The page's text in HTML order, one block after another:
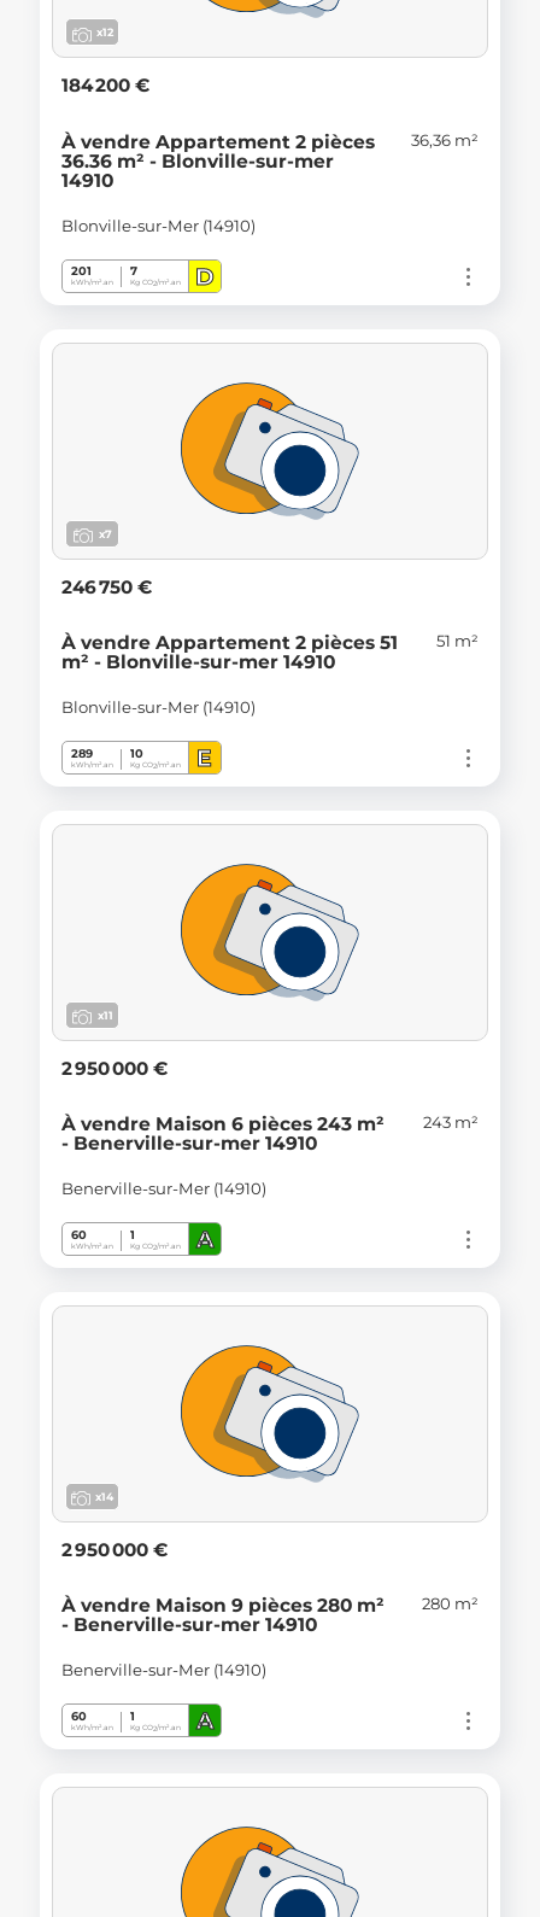
x12
184 200 €
À vendre Appartement 2 pièces
36.36 m² - Blonville-sur-mer
14910
36,36 m²
Blonville-sur-Mer (14910)
201
kWh/m².an
7
Kg CO2/m².an D
x7
246 750 €
À vendre Appartement 2 pièces 51
m² - Blonville-sur-mer 14910
51 m²
Blonville-sur-Mer (14910)
289
kWh/m².an
10
Kg CO2/m².an E
x11
2 950 000 €
À vendre Maison 6 pièces 243 m²
- Benerville-sur-mer 14910
243 m²
Benerville-sur-Mer (14910)
60
kWh/m².an
1
Kg CO2/m².an A
x14
2 950 000 €
À vendre Maison 9 pièces 280 m²
- Benerville-sur-mer 14910
280 m²
Benerville-sur-Mer (14910)
60
kWh/m².an
1
Kg CO2/m².an A